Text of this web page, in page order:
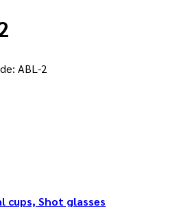
ABL-2
cups, Shot glasses